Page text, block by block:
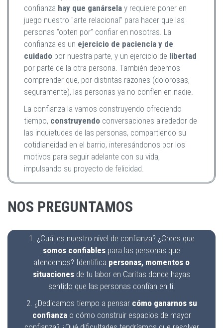
confianza hay que ganársela y requiere poner en
juego nuestro "arte relacional" para hacer que las
personas “opten por” confiar en nosotras. La
confianza es un ejercicio de paciencia y de
cuidado por nuestra parte, y un ejercicio de libertad
por parte de la otra persona. También debemos
comprender que, por distintas razones (dolorosas,
seguramente), las personas ya no confíen en nadie.
La confianza la vamos construyendo ofreciendo
tiempo, construyendo conversaciones alrededor de
las inquietudes de las personas, compartiendo su
cotidianeidad en el barrio, interesándonos por los
motivos para seguir adelante con su vida,
impulsando su proyecto de felicidad.
NOS PREGUNTAMOS
1. ¿Cuál es nuestro nivel de confianza? ¿Crees que
somos confiables para las personas que
atendemos? Identifica personas, momentos o
situaciones de tu labor en Caritas donde hayas
sentido que las personas confían en ti.
2. ¿Dedicamos tiempo a pensar cómo ganarnos su
confianzao cómo construir espacios de mayor